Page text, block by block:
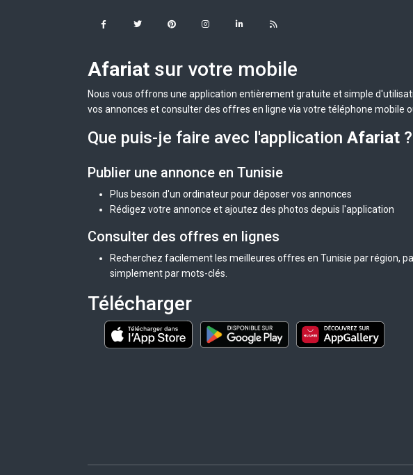
Afariat sur votre mobile
Nous vous offrons une application entièrement gratuite et simple
vos annonces et consulter des offres en ligne via votre téléphone mobile
Que puis-je faire avec l'application Afariat ?
Publier une annonce en Tunisie
Plus besoin d'un ordinateur pour déposer vos annonces
Rédigez votre annonce et ajoutez des photos depuis l'application
Consulter des offres en lignes
Recherchez facilement les meilleures offres en Tunisie par région,
simplement par mots-clés.
Télécharger